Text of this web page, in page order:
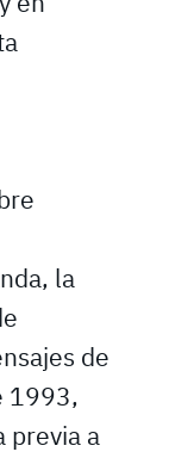
la
de
1993,
previa a